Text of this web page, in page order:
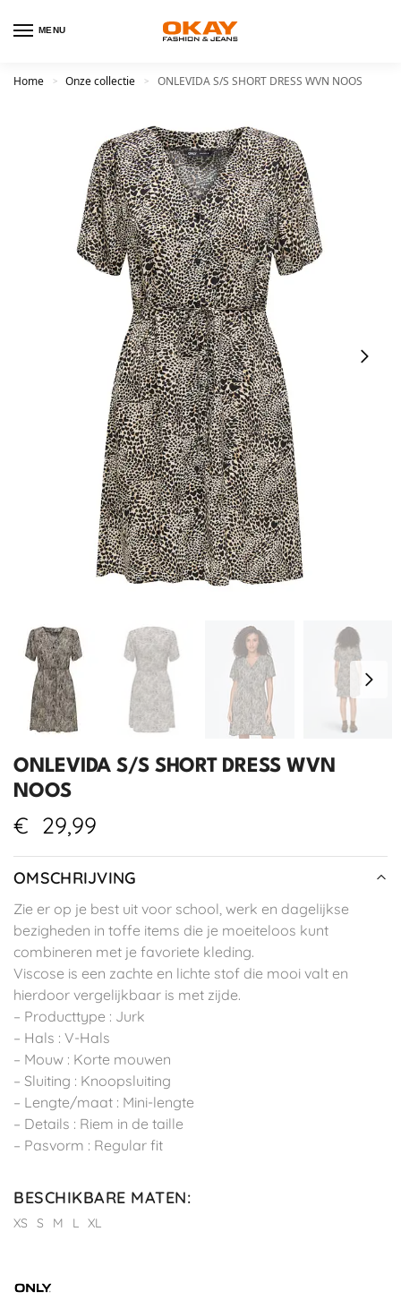
MENU
Home > Onze collectie > ONLEVIDA S/S SHORT DRESS WVN NOOS
ONLEVIDA S/S SHORT DRESS WVN
NOOS
€ 29,99
OMSCHRIJVING
Zie er op je best uit voor school, werk en dagelijkse
bezigheden in toffe items die je moeiteloos kunt
combineren met je favoriete kleding.
Viscose is een zachte en lichte stof die mooi valt en
hierdoor vergelijkbaar is met zijde.
– Producttype : Jurk
– Hals : V-Hals
– Mouw : Korte mouwen
– Sluiting : Knoopsluiting
– Lengte/maat : Mini-lengte
– Details : Riem in de taille
– Pasvorm : Regular fit
BESCHIKBARE MATEN:
XS S M L XL